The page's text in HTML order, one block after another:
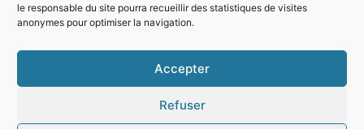
le responsable du site pourra recueillir des statistiques de visites
anonymes pour optimiser la navigation.
Accepter
Refuser